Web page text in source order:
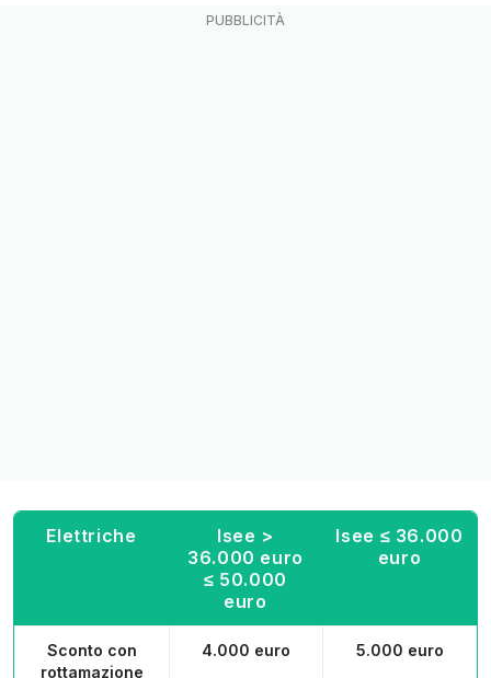
Elettriche
Isee >
36.000 euro
≤ 50.000
euro
Isee ≤ 36.000
euro
Sconto con
rottamazione
4.000 euro 5.000 euro